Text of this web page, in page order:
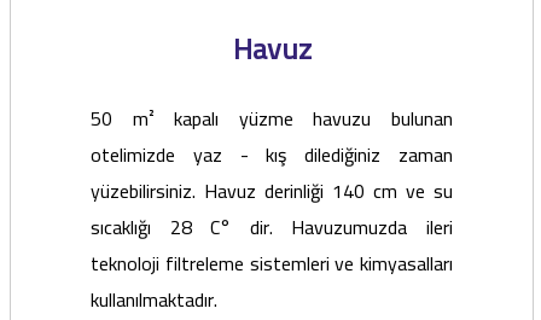
Havuz
50 m² kapalı yüzme havuzu bulunan
otelimizde yaz - kış dilediğiniz zaman
yüzebilirsiniz. Havuz derinliği 140 cm ve su
sıcaklığı 28 C° dir. Havuzumuzda ileri
teknoloji filtreleme sistemleri ve kimyasalları
kullanılmaktadır.